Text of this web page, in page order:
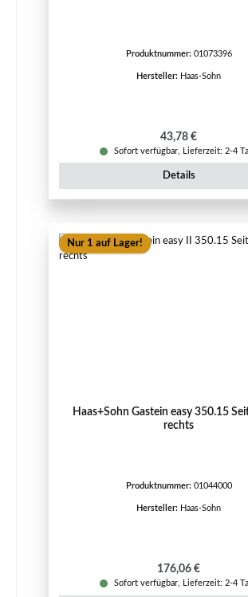
Produktnummer: 01073396
Hersteller: Haas-Sohn
Regulärer Preis:
43,78 €
Sofort verfügbar, Lieferzeit: 2-4
Details
Nur 1 auf Lager!
Haas+Sohn Gastein easy 350.15
rechts
Produktnummer: 01044000
Hersteller: Haas-Sohn
Regulärer Preis:
176,06 €
Sofort verfügbar, Lieferzeit: 2-4